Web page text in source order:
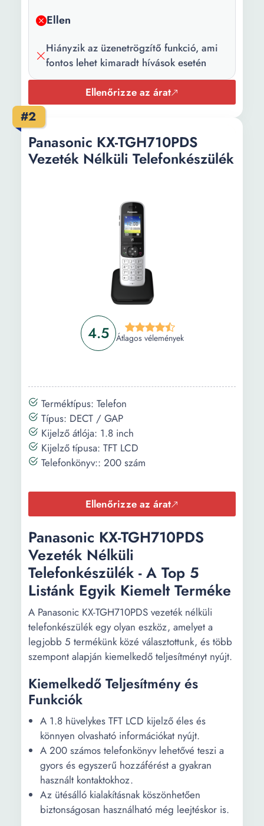
Szín:Ellen
Hiányzik az üzenetrögzítő funkció, ami
fontos lehet kimaradt hívások esetén
Ellenőrizze az árat
#2
4.5 Átlagos vélemények
Panasonic KX-TGH710PDS
Vezeték Nélküli Telefonkészülék
Terméktípus: Telefon
Típus: DECT / GAP
Kijelző átlója: 1.8 inch
Kijelző típusa: TFT LCD
Telefonkönyv:: 200 szám
Ellenőrizze az árat
Panasonic KX-TGH710PDS
Vezeték Nélküli
Telefonkészülék - A Top 5
Listánk Egyik Kiemelt Terméke
A Panasonic KX-TGH710PDS vezeték nélküli
telefonkészülék egy olyan eszköz, amelyet a
legjobb 5 termékünk közé választottunk, és több
szempont alapján kiemelkedő teljesítményt nyújt.
Kiemelkedő Teljesítmény és
Funkciók
A 1.8 hüvelykes TFT LCD kijelző éles és
könnyen olvasható információkat nyújt.
A 200 számos telefonkönyv lehetővé teszi a
gyors és egyszerű hozzáférést a gyakran
használt kontaktokhoz.
Az ütésálló kialakításnak köszönhetően
biztonságosan használható még leejtéskor is.